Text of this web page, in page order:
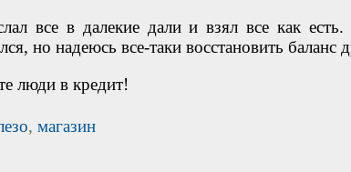
все в далекие дали и взял все как
но надеюсь все-таки восстановить баланс
люди в кредит!
, магазин